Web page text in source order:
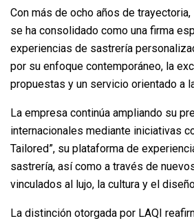
Con más de ocho años de
se ha consolidado como una firma
experiencias de sastrería
por su enfoque contemporáneo, la
propuestas y un servicio orientado a
La empresa continúa ampliando su
internacionales mediante iniciativas
Tailored”, su plataforma de
sastrería, así como a través de
vinculados al lujo, la cultura y el
La distinción otorgada por LAQI